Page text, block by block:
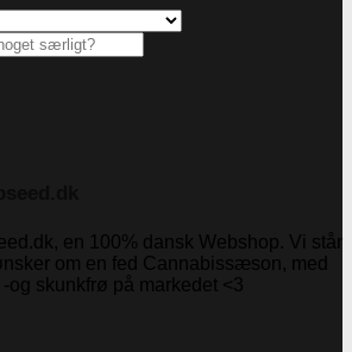
en 100% dansk Webshop. Vi står
om en fed Cannabissæson, med
og skunkfrø på markedet <3